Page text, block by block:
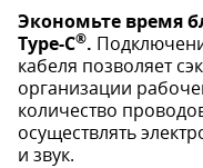
Экономьте время
Type-C®.
кабеля позволяет
организации
количество
осуществлять
и звук.